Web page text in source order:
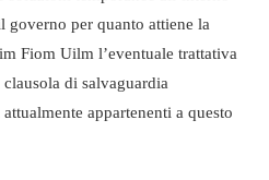
governo per quanto attiene la
Fiom Uilm l’eventuale trattativa
di salvaguardia
appartenenti a questo